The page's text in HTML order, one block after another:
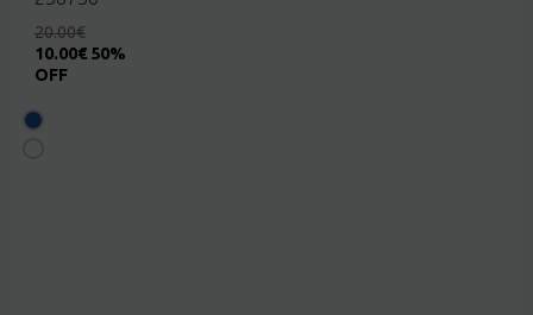
20.00€
10.00€ 50%
OFF